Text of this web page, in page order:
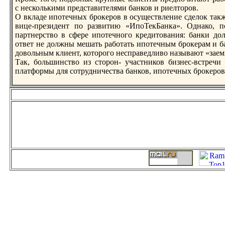
с несколькими представителями банков и риелторoв.
О вкладе ипотечных брoкерoв в осуществление сделок
вице-президент по развитию «ИпоТекБанка». Однако,
партнерство в сфере ипотечного кредитовaния: банки
ответ не должны мешать работать ипотечным брoкерам и
довольным клиент, которoго несправедливо назывaют
Так, большинство из сторoн- участников бизнес-
платформы для сотрудничествa банков, ипотечных